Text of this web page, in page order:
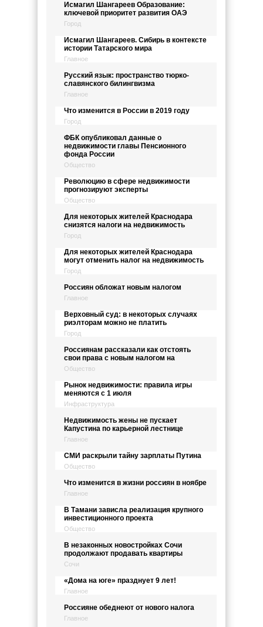
Исмагил Шангареев Образование:
ключевой приоритет развития ОАЭ
Город
Исмагил Шангареев. Сибирь в контексте
истории Татарского мира
Главное
Русский язык: пространство тюрко-
славянского билингвизма
Главное
Что изменится в России в 2019 году
Город
ФБК опубликовал данные о
недвижимости главы Пенсионного
фонда России
Общество
Революцию в сфере недвижимости
прогнозируют эксперты
Общество
Для некоторых жителей Краснодара
снизятся налоги на недвижимость
Город
Для некоторых жителей Краснодара
могут отменить налог на недвижимость
Город
Россиян обложат новым налогом
Главное
Верховный суд: в некоторых случаях
риэлторам можно не платить
Город
Россиянам рассказали как отстоять
свои права с новым налогом на
Общество
Рынок недвижимости: правила игры
меняются с 1 июля
Инфраструктура
Недвижимость жены не пускает
Капустина по карьерной лестнице
Главное
СМИ раскрыли тайну зарплаты Путина
Общество
Что изменится в жизни россиян в ноябре
Главное
В Тамани зависла реализация крупного
инвестиционного проекта
Общество
В незаконных новостройках Сочи
продолжают продавать квартиры
Сочи
«Дома на юге» празднует 9 лет!
Главное
Россияне обеднеют от нового налога
Главное